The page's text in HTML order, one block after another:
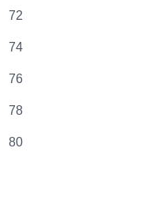
72
74
76
78
80